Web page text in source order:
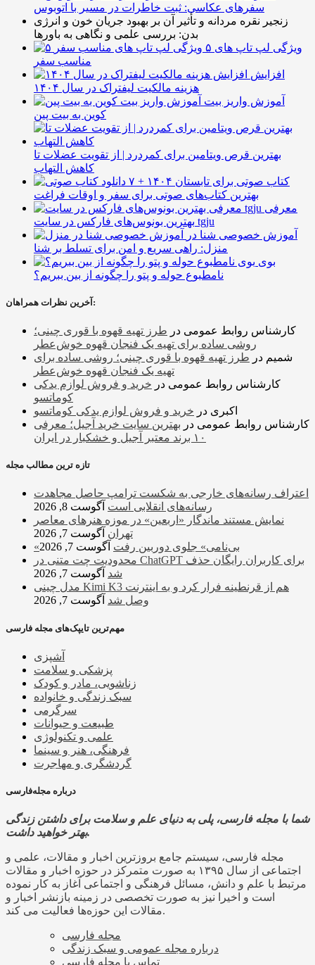
سفرهای عکاسی: ثبت خاطرات در مسیر با اتوبوس
زنجیر نقره مردانه و تأثیر آن بر بهبود جریان خون و انرژی
بدن: بررسی علمی و نگاهی به باورها
۵ ویژگی لپ تاپ های
مناسب سفر
افزایش
هزینه مالکیت لیفتراک در سال ۱۴۰۴
آموزش واریز بیت
کوین به بیت پین
بهترین قرص ویتامین برای کمردرد | از تقویت عضلات تا
کاهش التهاب
۷ کتاب صوتی برای تابستان ۱۴۰۴ +
بهترین کتاب‌های صوتی برای سفر و اوقات فراغت
معرفی
بهترین بونوس‌های فارکس در سایت tgju
آموزش خصوصی شنا در
منزل: راهی سریع و امن برای تسلط بر شنا
بوی
نامطبوع حوله و پتو را چگونه از بین ببریم؟
آخرین نظرات همراهان:
کارشناس روابط عمومی در طرز تهیه قهوه با قوری چینی؛
روشی ساده برای تهیه یک فنجان قهوه خوش‌عطر
شمیم در طرز تهیه قهوه با قوری چینی؛ روشی ساده برای
تهیه یک فنجان قهوه خوش‌عطر
کارشناس روابط عمومی در خرید و فروش لوازم یدکی
کوماتسو
اکبری در خرید و فروش لوازم یدکی کوماتسو
کارشناس روابط عمومی در بهترین سایت خرید آجیل؛ معرفی
۱۰ برند معتبر آجیل و خشکبار در ایران
تازه ترین مطالب مجله
اعتراف رسانه‌های خارجی به شکست ترامپ حاصل مجاهدت
رسانه‌های انقلابی است آگوست 8, 2026
نمایش مستند ماندگار «اربعین» در موزه هنرهای معاصر
تهران آگوست 7, 2026
«بی‌نامی» جلوی دوربین رفت آگوست 7, 2026
محدودیت چت متنی در ChatGPT برای کاربران رایگان حذف
شد آگوست 7, 2026
مدل چینی Kimi K3 هم از قرنطینه فرار کرد و به اینترنت
وصل شد آگوست 7, 2026
مهم‌ترین تایپک‌های مجله فارسی
آشپزی
پزشکی و سلامت
زناشویی، مادر و کودک
سبک زندگی و خانواده
سرگرمی
طبیعت و حیوانات
علمی و تکنولوژی
فرهنگی، هنر و سینما
گردشگری و مهاجرت
درباره مجله‌فارسی
شما با مجله فارسی، پلی به دنیای علم و سلامت برای داشتن زندگی
بهتر خواهید داشت.
مجله فارسی، سیستم جامع بروزترین اخبار و مقالات، علمی و
اجتماعی از سال ۱۳۹۵ به صورت متمرکز در حوزه اخبار و مقالات
مرتبط با علم و دانش، مسائل فرهنگی و اجتماعی آغاز به کار نموده
است و اخیرا نیز به صورت تخصصی در زمینه بازنشر اخبار و
مقالات این حوزه‌ها فعالیت می کند.
مجله فارسی
درباره مجله عمومی و سبک زندگی
تماس با مجله فارسی